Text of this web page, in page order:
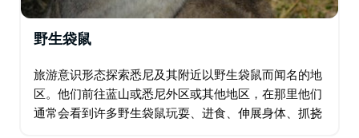
野生袋鼠
旅游意识形态探索悉尼及其附近以野生袋鼠而闻名的地
区。他们前往蓝山或悉尼外区或其他地区，在那里他们
通常会看到许多野生袋鼠玩耍、进食、伸展身体、抓挠